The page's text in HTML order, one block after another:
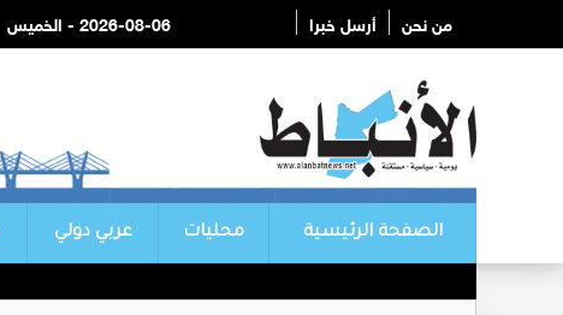
من نحن أرسل خبرا 2026-08-06 - الخميس
الصفحة الرئيسية محليات عربي دولي